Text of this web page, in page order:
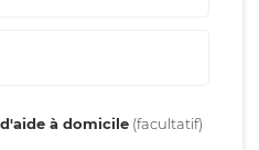
à domicile